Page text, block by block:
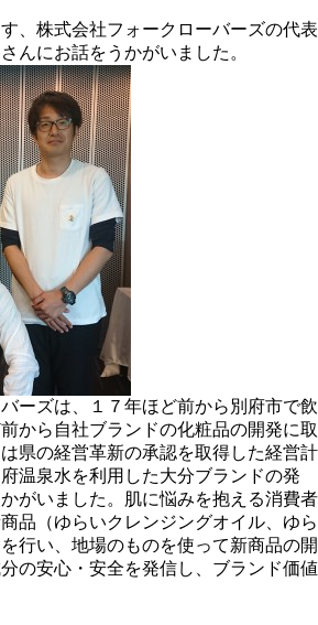
、株式会社フォークローバーズの代表
んにお話をうかがいました。
ーズは、１７年ほど前から別府市で飲
から自社ブランドの化粧品の開発に取
県の経営革新の承認を取得した経営計
温泉水を利用した大分ブランドの発
がいました。肌に悩みを抱える消費者
品（ゆらいクレンジングオイル、ゆら
行い、地場のものを使って新商品の開
の安心・安全を発信し、ブランド価値